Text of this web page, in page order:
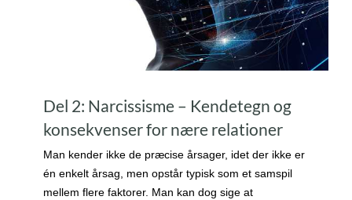
Del 2: Narcissisme – Kendetegn og
konsekvenser for nære relationer
Man kender ikke de præcise årsager, idet der ikke er
én enkelt årsag, men opstår typisk som et samspil
mellem flere faktorer. Man kan dog sige at